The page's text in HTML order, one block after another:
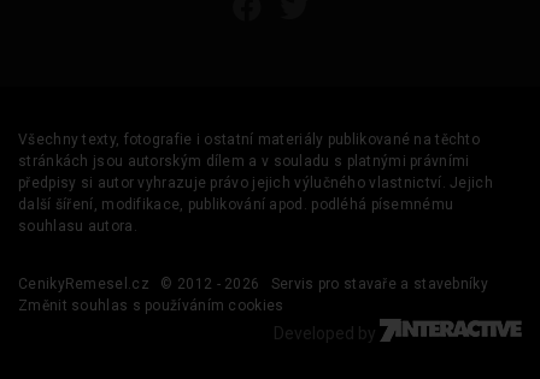
Všechny texty, fotografie i ostatní materiály publikované na těchto
stránkách jsou autorským dílem a v souladu s platnými právními
předpisy si autor vyhrazuje právo jejich výlučného vlastnictví. Jejich
další šíření, modifikace, publikování apod. podléhá písemnému
souhlasu autora.
CenikyRemesel.cz © 2012 - 2026
Servis pro stavaře a stavebníky
Změnit souhlas s používáním cookies
Developed by